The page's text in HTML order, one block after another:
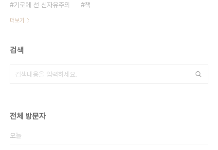
기로에 선 신자유주의
책
더보기
검색
전체 방문자
오늘